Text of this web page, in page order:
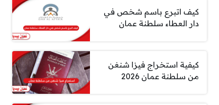
كيف اتبرع باسم شخص في
دار العطاء سلطنة عمان
كيفية استخراج فيزا شنغن
من سلطنة عمان 2026